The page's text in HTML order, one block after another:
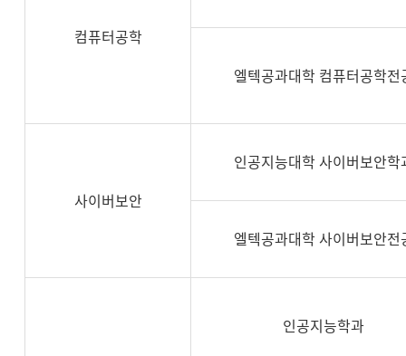
컴퓨터공학
엘텍공과대학 컴퓨터공학전
사이버보안
인공지능대학 사이버보안학
엘텍공과대학 사이버보안전
인공지능학과